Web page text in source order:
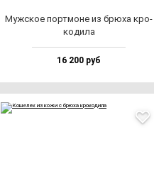
Муж­ское пор­тмо­не из брю­ха кро­
ко­ди­ла
16 200 руб